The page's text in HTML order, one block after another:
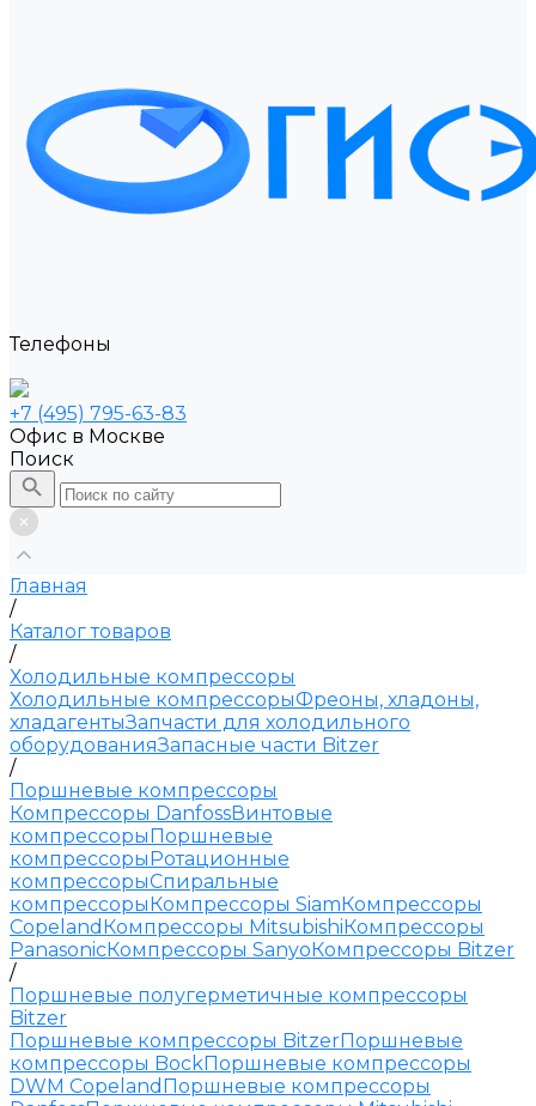
Телефоны
+7 (495) 795-63-83
Офис в Москве
Поиск
Главная
/
Каталог товаров
/
Холодильные компрессоры
Холодильные компрессорыФреоны, хладоны,
хладагентыЗапчасти для холодильного
оборудованияЗапасные части Bitzer
/
Поршневые компрессоры
Компрессоры DanfossВинтовые
компрессорыПоршневые
компрессорыРотационные
компрессорыСпиральные
компрессорыКомпрессоры SiamКомпрессоры
Copeland Компрессоры MitsubishiКомпрессоры
PanasonicКомпрессоры SanyoКомпрессоры Bitzer
/
Поршневые полугерметичные компрессоры
Bitzer
Поршневые компрессоры BitzerПоршневые
компрессоры BockПоршневые компрессоры
DWM Copeland Поршневые компрессоры